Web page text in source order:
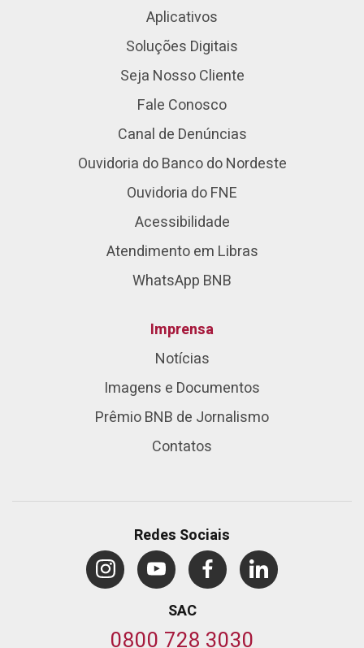
Aplicativos
Soluções Digitais
Seja Nosso Cliente
Fale Conosco
Canal de Denúncias
Ouvidoria do Banco do Nordeste
Ouvidoria do FNE
Acessibilidade
Atendimento em Libras
WhatsApp BNB
Imprensa
Notícias
Imagens e Documentos
Prêmio BNB de Jornalismo
Contatos
Redes Sociais
SAC
0800 728 3030